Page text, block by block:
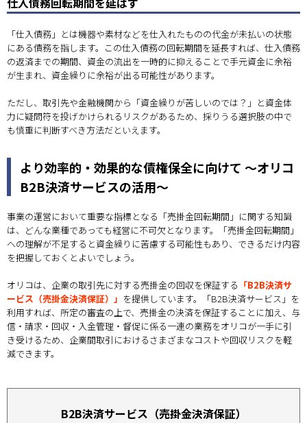
「仕入債務」とは機器や素材などを仕入れたものの代金が未払いの状態
にある債務を指します。この仕入債務の回転期間を延長すれば、仕入債務
の返済までの期間、資金の流出を一時的に抑えることで手元資金に余裕
が生まれ、資金繰りに余裕が出る可能性があります。
ただし、取引先や金融機関から「資金繰りが苦しいのでは？」と資金体
力に疑問符を投げかけられるリスクがあるため、採りうる選択肢の中で
も慎重に判断すべき方法だといえます。
より効率的・効果的な債権保全に向けて ～オリコ
B2B決済サービスの活用～
事業の運営において重要な指標となる「売掛金回転期間」に関する知識
は、どんな業種であっても経営に不可欠となります。「売掛金回転期間」
への理解が不足すると資金繰りに苦慮する可能性もあり、できるだけ内容
を把握しておくとよいでしょう。
オリコは、企業の取引先に対する売掛金の回収を保証する 「B2B決済サ
ービス（売掛金決済保証）」 を提供しています。「B2B決済サービス」を
利用すれば、所定の審査の上で、売掛金の決済を保証することに加え、与
信・請求・回収・入金管理・督促に係る一連の業務をオリコが一手に引
き受けるため、企業間取引におけるさまざまなコストや回収リスクを軽
減できます。
B2B決済サービス（売掛金決済保証）